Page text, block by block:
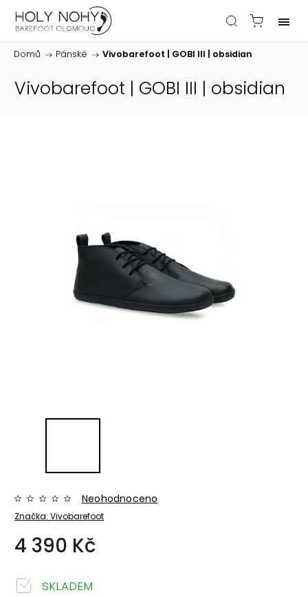
Domů / Pánské / Vivobarefoot | GOBI III | obsidian
Vivobarefoot | GOBI III | obsidian
Značka: Vivobarefoot
Neohodnoceno
4 390 Kč
SKLADEM